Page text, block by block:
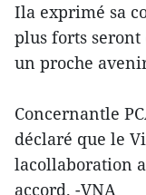
Ila exprimé sa
plus forts seront
un proche
Concernantle
déclaré que le
lacollaboration
accord. -VNA